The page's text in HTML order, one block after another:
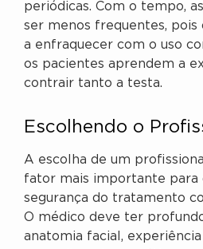
periódicas. Com o tempo,
ser menos frequentes, pois
a enfraquecer com o uso
os pacientes aprendem a
contrair tanto a testa.
Escolhendo o
A escolha de um
fator mais importante para
segurança do tratamento
O médico deve ter
anatomia facial,